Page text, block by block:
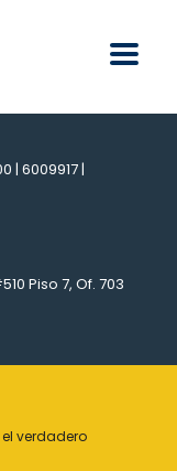
| 6009917 |
Piso 7, Of. 703
el verdadero